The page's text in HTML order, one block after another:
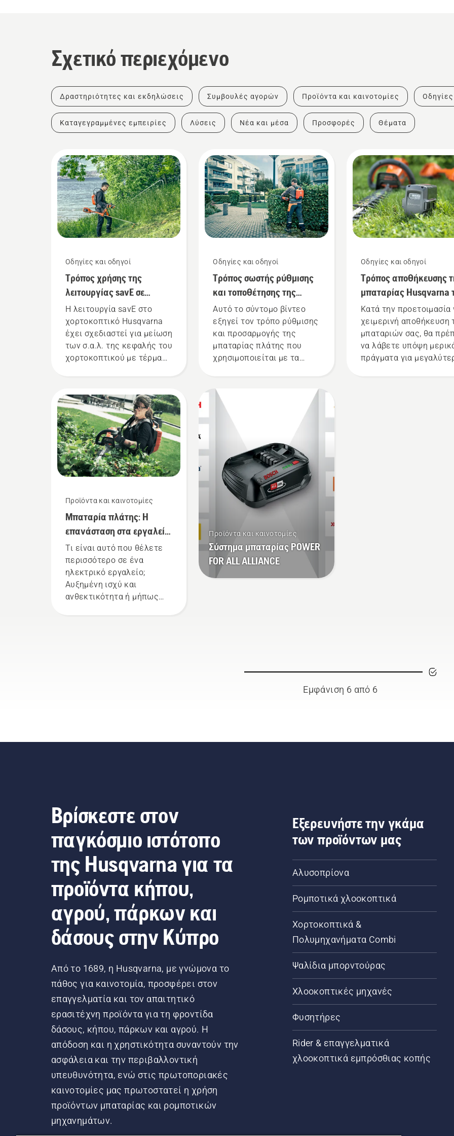
Σχετικό περιεχόμενο
Δραστηριότητες και εκδηλώσεις Συμβουλές αγορών Προϊόντα και καινοτομίες Οδηγίες
Καταγεγραμμένες εμπειρίες Λύσεις Νέα και μέσα Προσφορές Θέματα
Οδηγίες και οδηγοί
Τρόπος χρήσης της
λειτουργίας savE σε
χορτοκοπτικό μπαταρίας
Η λειτουργία savE στο
χορτοκοπτικό Husqvarna
έχει σχεδιαστεί για μείωση
των σ.α.λ. της κεφαλής του
χορτοκοπτικού με τέρμα
να επιτρέπει μεγαλύτερη
διάρκεια της μπαταρίας
κατά την κοπή ελαφρού
γρασιδιού. Πατήστε απλώς
ένα κουμπί στο
χορτοκοπτικό μπαταρίας
για να ενεργοποιήσετε και
να απενεργοποιήσετε τη
Προϊόντα και καινοτομίες
Μπαταρία πλάτης: Η
επανάσταση στα εργαλεία
χειρός με μπαταρία
Τι είναι αυτό που θέλετε
περισσότερο σε ένα
ηλεκτρικό εργαλείο;
Αυξημένη ισχύ και
ανθεκτικότητα ή μήπως
προϊόντων της Husqvarna
Οδηγίες και οδηγοί
Τρόπος σωστής ρύθμισης
και τοποθέτησης της
μπαταρίας πλάτης
Αυτό το σύντομο βίντεο
εξηγεί τον τρόπο ρύθμισης
και προσαρμογής της
μπαταρίας πλάτης που
χρησιμοποιείται με τα
σωστά τοποθετημένη
μπαταρία πλάτης
εξασφαλίζει πιο άνετη
κούραση κατά τη χρήση,
επιτρέποντάς σας να
εργάζεστε για
περισσότερο χρόνο χωρίς
διακοπές.
Προϊόντα και καινοτομίες
Σύστημα μπαταρίας POWER
FOR ALL ALLIANCE
Οδηγίες και οδηγοί
Τρόπος αποθήκευσης
μπαταρίας Husqvarna
χειμώνα
Κατά την προετοιμασία
χειμερινή αποθήκευση
μπαταριών σας, θα
να λάβετε υπόψη
πράγματα για
Εμφάνιση 6 από 6
Βρίσκεστε στον
παγκόσμιο ιστότοπο
της Husqvarna για τα
προϊόντα κήπου,
αγρού, πάρκων και
δάσους στην Κύπρο
Από το 1689, η Husqvarna, με γνώμονα το
πάθος για καινοτομία, προσφέρει στον
επαγγελματία και τον απαιτητικό
ερασιτέχνη προϊόντα για τη φροντίδα
δάσους, κήπου, πάρκων και αγρού. Η
απόδοση και η χρηστικότητα συναντούν την
ασφάλεια και την περιβαλλοντική
υπευθυνότητα, ενώ στις πρωτοποριακές
καινοτομίες μας πρωτοστατεί η χρήση
προϊόντων μπαταρίας και ρομποτικών
μηχανημάτων.
Εξερευνήστε την γκάμα
των προϊόντων μας
Αλυσοπρίονα
Ρομποτικά χλοοκοπτικά
Χορτοκοπτικά &
Πολυμηχανήματα Combi
Ψαλίδια μπορντούρας
Χλοοκοπτικές μηχανές
Φυσητήρες
Rider & επαγγελματικά
χλοοκοπτικά εμπρόσθιας κοπής